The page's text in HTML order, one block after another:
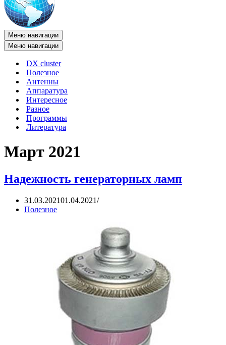
Меню навигации
Меню навигации
DX cluster
Полезное
Антенны
Аппаратура
Интересное
Разное
Программы
Литература
Март 2021
Надежность генераторных ламп
31.03.202101.04.2021
Полезное